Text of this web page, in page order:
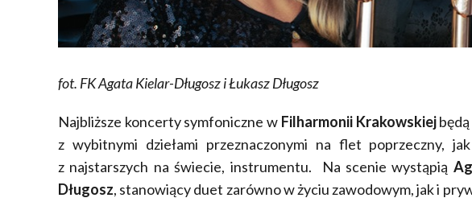
fot. FK Agata Kielar-Długosz i Łukasz Długosz
Najbliższe koncerty symfoniczne w Filharmonii Krakowskiejbędą
z wybitnymi dziełami przeznaczonymi na flet poprzeczny,
z najstarszych na świecie, instrumentu. Na scenie wystąpią
Długosz, stanowiący duet zarówno w życiu zawodowym, jak i